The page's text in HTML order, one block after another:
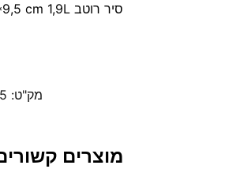
סיר רוטב Ø16*9,5 cm 1,9L , מחבת Ø24*6,5 cm , סיר בישול Ø16*9,5 cm 1,9L , סיר בישול Ø20*11,5 cm 3,6L , סיר בישול Ø24*13,5 cm 6,1L .
מק"ט:
מוצרים